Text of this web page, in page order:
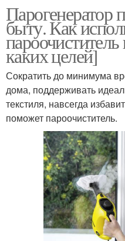
Парогенератор
быту. Как
каких целей]
Сократить до минимума
дома, поддерживать
текстиля, навсегда
поможет пароочиститель.